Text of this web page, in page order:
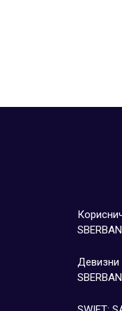
Девизни